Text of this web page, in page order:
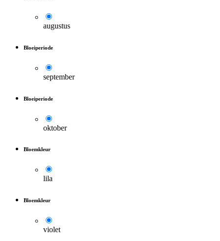
augustus
Bloeiperiode
september
Bloeiperiode
oktober
Bloemkleur
lila
Bloemkleur
violet